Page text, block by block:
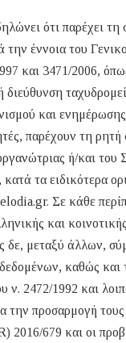
ότι παρέχει
έννοια του
και 3471/2006,
και
παρέχουν τη
ή/και του
τα ειδικότερα
Σε κάθε
και
μεταξύ άλλων,
καθώς
ν. 2472/1992 και
την προσαρμογή
679 και οι